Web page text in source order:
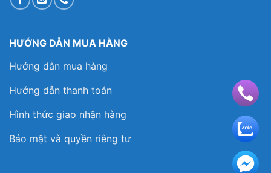
HƯỚNG DẪN MUA HÀNG
Hướng dẫn mua hàng
Hướng dẫn thanh toán
Hình thức giao nhận hàng
Bảo mật và quyền riêng tư